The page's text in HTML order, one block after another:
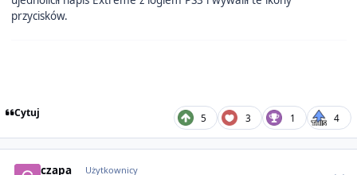
przycisków.
Cytuj 5 3 1 4
czapa Użytkownicy